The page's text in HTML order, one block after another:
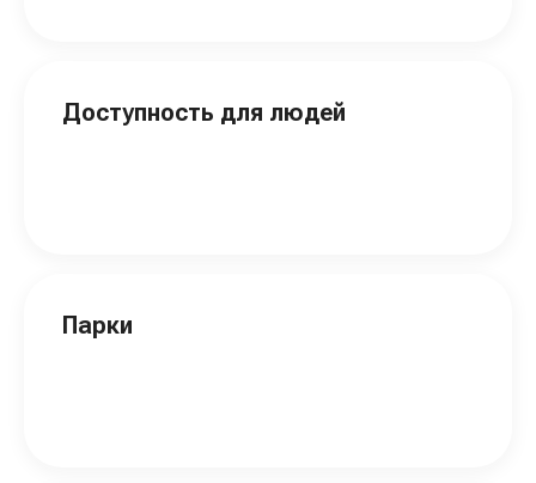
Доступность для людей
Парки